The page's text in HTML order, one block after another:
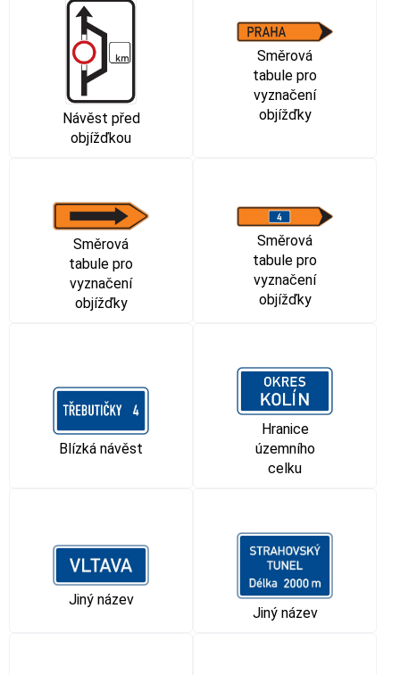
Návěst před
objížďkou
Směrová
tabule pro
vyznačení
objížďky
Směrová
tabule pro
vyznačení
objížďky
Směrová
tabule pro
vyznačení
objížďky
Blízká návěst
Hranice
územního
celku
Jiný název
Jiný název